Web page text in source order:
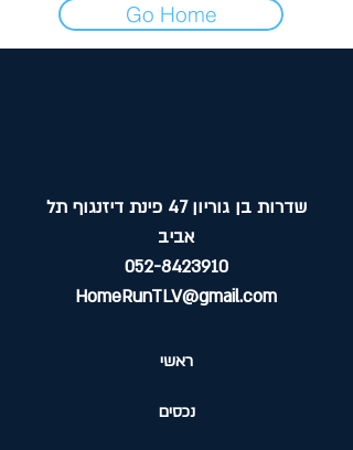
Go Home
שדרות בן גוריון 47 פינת דיזנגוף תל
אביב
052-8423910
HomeRunTLV@gmail.com
ראשי
נכסים